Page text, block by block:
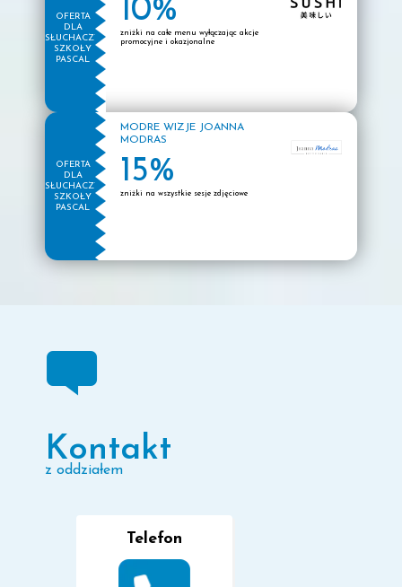
OFERTA
DLA
SŁUCHACZY
SZKOŁY
PASCAL
10%
zniżki na całe menu wyłączając akcje
promocyjne i okazjonalne
OFERTA
DLA
SŁUCHACZY
SZKOŁY
PASCAL
MODRE WIZJE JOANNA
MODRAS
15%
zniżki na wszystkie sesje zdjęciowe
Kontakt
z oddziałem
Telefon